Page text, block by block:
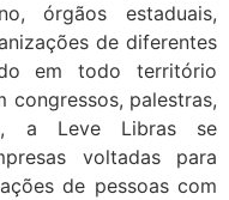
órgãos estaduais,
de diferentes
em todo território
congressos, palestras,
a Leve Libras se
voltadas para
de pessoas com